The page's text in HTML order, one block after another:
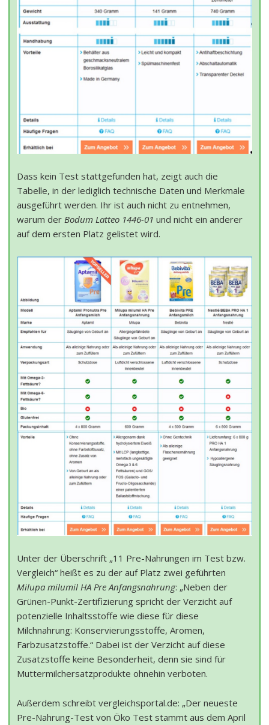
Dass kein Test stattgefunden hat, zeigt auch die
Tabelle, in der lediglich technische Daten und Merkmale
ausgeführt werden. Ihr ist auch nicht zu entnehmen,
warum der Bodum Latteo 1446-01 und nicht ein anderer
auf dem ersten Platz gelistet wird.
Unter der Überschrift „11 Pre-Nahrungen im Test bzw.
Vergleich“ heißt es zu der auf Platz zwei geführten
Milupa milumil HA Pre Anfangsnahrung: „Neben der
Grünen-Punkt-Zertifizierung spricht der Verzicht auf
potenzielle Inhaltsstoffe wie diese für diese
Milchnahrung: Konservierungsstoffe, Aromen,
Farbzusatzstoffe.“ Dabei ist der Verzicht auf diese
Zusatzstoffe keine Besonderheit, denn sie sind für
Muttermilchersatzprodukte ohnehin verboten.
Außerdem schreibt vergleichsportal.de: „Der neueste
Pre-Nahrung-Test von Öko Test stammt aus dem April